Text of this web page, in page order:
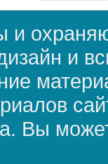
и
Вы